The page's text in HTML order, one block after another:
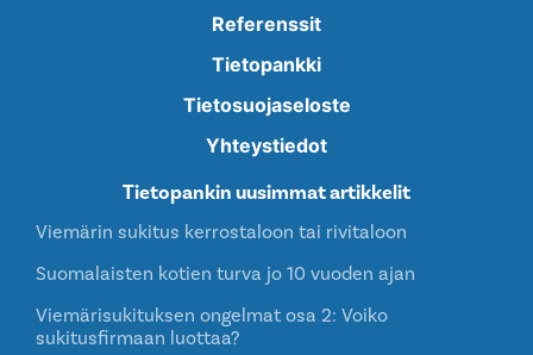
Referenssit
Tietopankki
Tietosuojaseloste
Yhteystiedot
Tietopankin uusimmat artikkelit
Viemärin sukitus kerrostaloon tai rivitaloon
Suomalaisten kotien turva jo 10 vuoden ajan
Viemärisukituksen ongelmat osa 2: Voiko
sukitusfirmaan luottaa?